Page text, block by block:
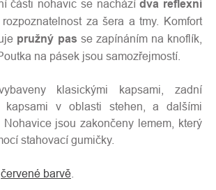
části nohavic se nacházídva reflexní
za šera a tmy. Komfort
pružný pas se zapínáním na knoflík,
na pásek jsou samozřejmostí.
klasickými kapsami, zadní
kapsami v oblasti stehen, a dalšími
jsou zakončeny lemem, který
stahovací gumičky.
červené barvě